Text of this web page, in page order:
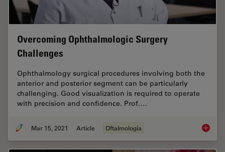
Overcoming Ophthalmologic Surgery
Challenges
Ophthalmology surgical procedures involving both the
anterior and posterior segment can be particularly
challenging. Good visualization is required to operate
with precision and confidence. Prof.…
Mar 15, 2021 Article Oftalmología